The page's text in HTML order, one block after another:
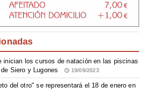
inician los cursos de natación en las piscinas
Siero y Lugones
19/09/2023
del otro" se representará el 18 de enero en